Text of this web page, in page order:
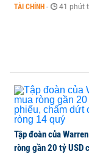
Đại biểu
TÀI CHÍNH - 41 phút
Tập đoàn của
ròng gần 20 tỷ USD